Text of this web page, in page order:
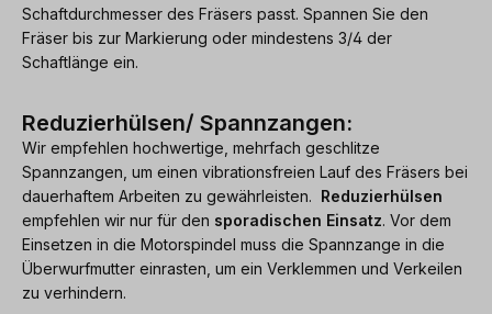
Schaftdurchmesser des Fräsers passt. Spannen Sie den
Fräser bis zur Markierung oder mindestens 3/4 der
Schaftlänge ein.
Reduzierhülsen/ Spannzangen:
Wir empfehlen hochwertige, mehrfach geschlitze
Spannzangen, um einen vibrationsfreien Lauf des Fräsers bei
dauerhaftem Arbeiten zu gewährleisten. Reduzierhülsen
empfehlen wir nur für den sporadischen Einsatz. Vor dem
Einsetzen in die Motorspindel muss die Spannzange in die
Überwurfmutter einrasten, um ein Verklemmen und Verkeilen
zu verhindern.